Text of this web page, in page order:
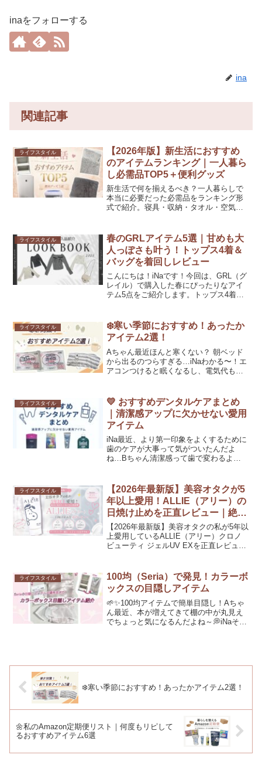
inaをフォローする
ina
関連記事
ライフスタイル
【2026年版】新生活におすすめ
のアイテムランキング｜一人暮ら
し必需品TOP5＋便利グッズ
新生活で何を揃えるべき？一人暮らしで
本当に必要だった必需品をランキング形
式で紹介。寝具・収納・タオル・空気清
た。新生活準備の参考にどうぞ。
ライフスタイル
春のGRLアイテム5選｜甘めも大
人っぽさも叶う！トップス4着＆
バッグを着回しレビュー
こんにちは！iNaです！今回は、GRL（グ
レイル）で購入した春にぴったりなアイ
テム5点をご紹介します。トップス4着に
さ」までリアルな着用感をお伝えしま
す！Aちゃん春に...
ライフスタイル
❄️寒い季節におすすめ！あったか
アイテム2選！
Aちゃん最近ほんと寒くない？ 朝ベッド
から出るのつらすぎる…iNaわかる〜！エ
アコンつけると眠くなるし、電気代も気
はね、私が愛用してる“あったかアイテ
ム”があるの...
ライフスタイル
💛 おすすめデンタルケアまとめ
｜清潔感アップに欠かせない愛用
アイテム
iNa最近、より第一印象をよくするために
歯のケアが大事って気がついたんだよ
ね…Bちゃん清潔感って歯で変わるよ
探すのって大変だよね…💦だから今年は
本気でデンタルケア見...
ライフスタイル
【2026年最新版】美容オタクが5
年以上愛用！ALLIE（アリー）の
日焼け止めを正直レビュー｜絶対
に焼きたくない日の相棒♡
【2026年最新版】美容オタクの私が5年以
上愛用しているALLIE（アリー）クロノ
ビューティ ジェルUV EXを正直レビュ
めの日焼け止め。使用感や特徴、メリッ
ト・デメリット、日常使いの日焼け止め
との使い分けも詳しく紹介します。
ライフスタイル
100均（Seria）で発見！カラーボ
ックスの目隠しアイテム
🌱✨100均アイテムで簡単目隠し！Aちゃ
ん最近、本が増えてきて棚の中が丸見え
でちょっと気になるんだよね～💭iNaそれ
❄️寒い季節におすすめ！あったかアイテム2選！
🌼私のAmazon定期便リスト｜何度もリピして
るおすすめアイテム6選